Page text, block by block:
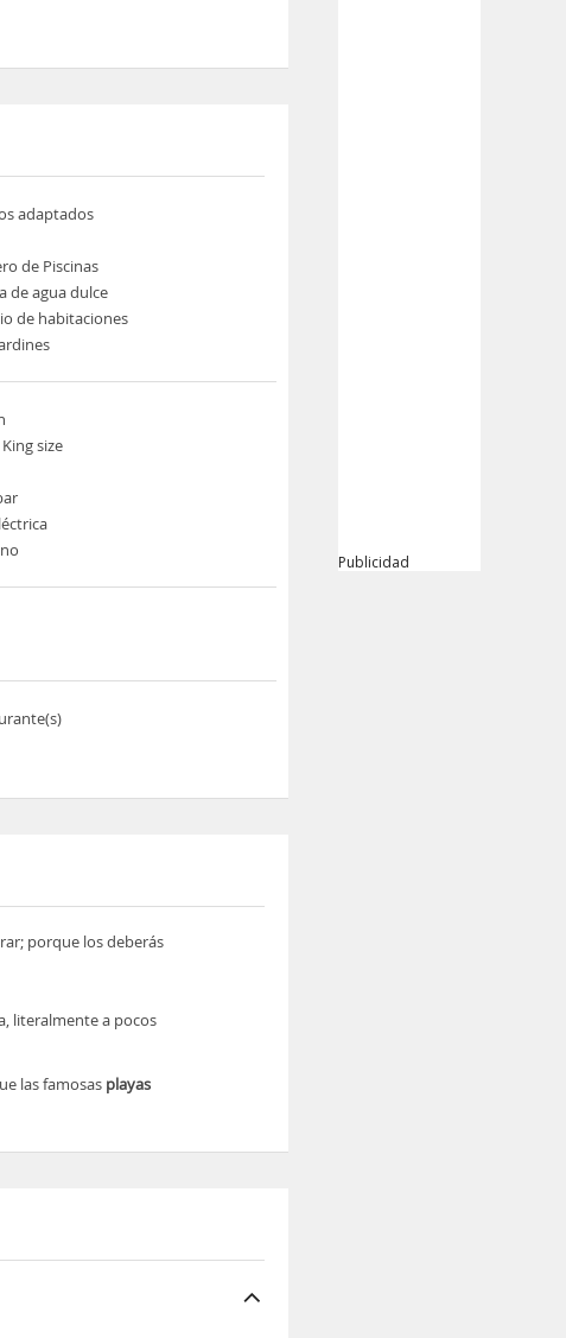
adaptados
de Piscinas
de agua dulce
de habitaciones
size
porque los deberás
literalmente a pocos
las famosas playas
Publicidad